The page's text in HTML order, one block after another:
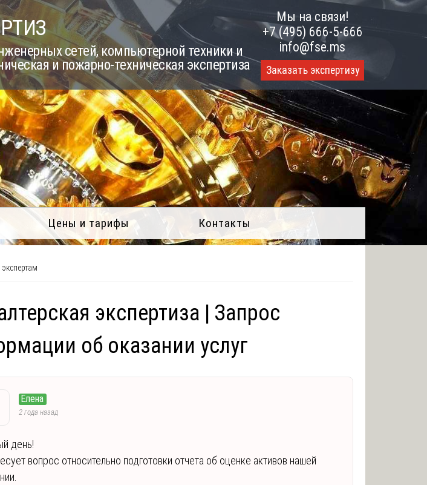
сетей, компьютерной техники и
и пожарно-техническая экспертиза
Мы на связи!
+7 (495) 666-5-666
info@fse.ms
Заказать экспертизу
Цены и тарифы Контакты
экспертиза | Запрос
об оказании услуг
Елена
2 года назад
день!
вопрос относительно подготовки отчета об оценке активов нашей